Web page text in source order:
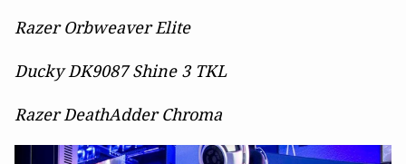
Razer Orbweaver Elite
Ducky DK9087 Shine 3 TKL
Razer DeathAdder Chroma